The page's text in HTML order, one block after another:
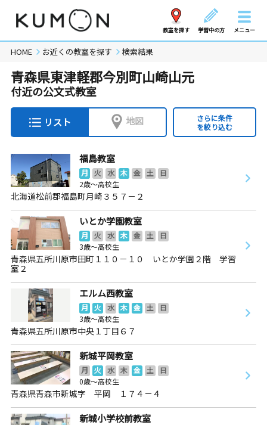
教室を探す 学習中の方 メニュー
HOME お近くの教室を探す 検索結果
青森県東津軽郡今別町山崎山元
付近の公文式教室
リスト 地図
さらに条件
を絞り込む
福島教室
月 火 水 木 金 土
日
2歳～高校生
北海道松前郡福島町月崎３５７－２
いとか学園教室
月 火 水 木 金 土
日
3歳～高校生
青森県五所川原市田町１１０－１０ いとか学園２階 学習
室２
エルム西教室
月 火 水 木 金 土
日
3歳～高校生
青森県五所川原市中央１丁目６７
新城平岡教室
月 火 水 木 金 土
日
0歳～高校生
青森県青森市新城字 平岡 １７４－４
新城小学校前教室